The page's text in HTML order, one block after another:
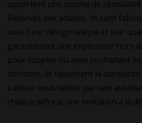
apportent une touche de sensualité
Réservés aux adultes, ils sont
soin. Leur design unique et leur
garantissent une expérience hors
pour couples ou amis souhaitant
horizons, ils favorisent la complicité
Laissez-vous tenter par une
chaque défi est une invitation à la